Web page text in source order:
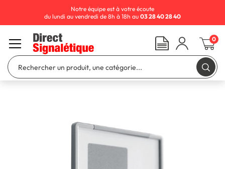
Notre équipe est à votre écoute
du lundi au vendredi de 8h à 18h au 03 28 40 28 40
0